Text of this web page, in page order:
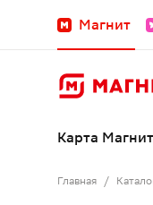
Магнит
Карта
Главная /